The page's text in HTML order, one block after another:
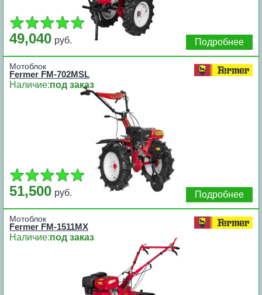
49,040 руб. Подробнее
Мотоблок
Fermer FM-702MSL
Наличие:под заказ
51,500 руб. Подробнее
Мотоблок
Fermer FM-1511MX
Наличие:под заказ